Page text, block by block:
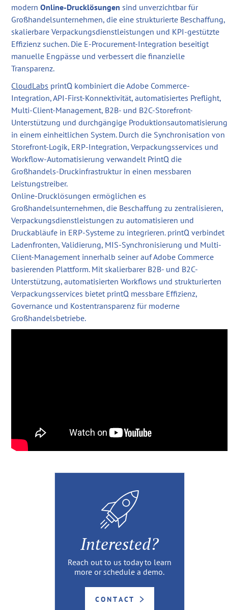
modernOnline-Drucklösungen sind unverzichtbar für
Großhandelsunternehmen, die eine strukturierte Beschaffung,
skalierbare Verpackungsdienstleistungen und KPI-gestützte
Effizienz suchen. Die E-Procurement-Integration beseitigt
manuelle Engpässe und verbessert die finanzielle
Transparenz.
CloudLabs printQ kombiniert die Adobe Commerce-
Integration, API-First-Konnektivität, automatisiertes Preflight,
Multi-Client-Management, B2B- und B2C-Storefront-
Unterstützung und durchgängige Produktionsautomatisierung
in einem einheitlichen System. Durch die Synchronisation von
Storefront-Logik, ERP-Integration, Verpackungsservices und
Workflow-Automatisierung verwandelt PrintQ die
Großhandels-Druckinfrastruktur in einen messbaren
Leistungstreiber.
Online-Drucklösungen ermöglichen es
Großhandelsunternehmen, die Beschaffung zu zentralisieren,
Verpackungsdienstleistungen zu automatisieren und
Druckabläufe in ERP-Systeme zu integrieren. printQ verbindet
Ladenfronten, Validierung, MIS-Synchronisierung und Multi-
Client-Management innerhalb seiner auf Adobe Commerce
basierenden Plattform. Mit skalierbarer B2B- und B2C-
Unterstützung, automatisierten Workflows und strukturierten
Verpackungsservices bietet printQ messbare Effizienz,
Governance und Kostentransparenz für moderne
Großhandelsbetriebe.
Interested?
Reach out to us today to learn
more or schedule a demo.
CONTACT